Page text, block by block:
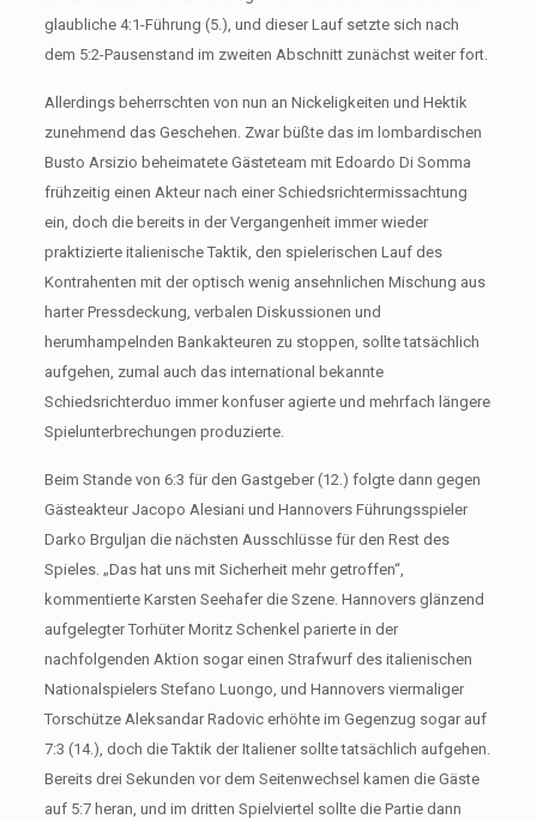
glaubliche 4:1-Führung (5.), und dieser Lauf setzte sich nach
dem 5:2-Pausenstand im zweiten Abschnitt zunächst weiter fort.
Allerdings beherrschten von nun an Nickeligkeiten und Hektik
zunehmend das Geschehen. Zwar büßte das im lombardischen
Busto Arsizio beheimatete Gästeteam mit Edoardo Di Somma
frühzeitig einen Akteur nach einer Schiedsrichtermissachtung
ein, doch die bereits in der Vergangenheit immer wieder
praktizierte italienische Taktik, den spielerischen Lauf des
Kontrahenten mit der optisch wenig ansehnlichen Mischung aus
harter Pressdeckung, verbalen Diskussionen und
herumhampelnden Bankakteuren zu stoppen, sollte tatsächlich
aufgehen, zumal auch das international bekannte
Schiedsrichterduo immer konfuser agierte und mehrfach längere
Spielunterbrechungen produzierte.
Beim Stande von 6:3 für den Gastgeber (12.) folgte dann gegen
Gästeakteur Jacopo Alesiani und Hannovers Führungsspieler
Darko Brguljan die nächsten Ausschlüsse für den Rest des
Spieles. „Das hat uns mit Sicherheit mehr getroffen“,
kommentierte Karsten Seehafer die Szene. Hannovers glänzend
aufgelegter Torhüter Moritz Schenkel parierte in der
nachfolgenden Aktion sogar einen Strafwurf des italienischen
Nationalspielers Stefano Luongo, und Hannovers viermaliger
Torschütze Aleksandar Radovic erhöhte im Gegenzug sogar auf
7:3 (14.), doch die Taktik der Italiener sollte tatsächlich aufgehen.
Bereits drei Sekunden vor dem Seitenwechsel kamen die Gäste
auf 5:7 heran, und im dritten Spielviertel sollte die Partie dann